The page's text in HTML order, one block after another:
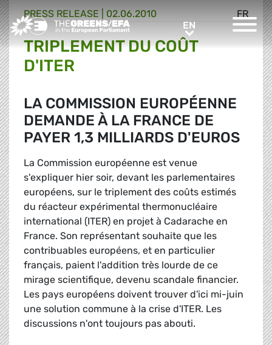
Greens/EFA Home ENEN
FR
PRESS RELEASE 02.06.2010
TRIPLEMENT DU COÛT
D'ITER
LA COMMISSION EUROPÉENNE
DEMANDE À LA FRANCE DE
PAYER 1,3 MILLIARDS D'EUROS
La Commission européenne est venue
s'expliquer hier soir, devant les parlementaires
européens, sur le triplement des coûts estimés
du réacteur expérimental thermonucléaire
international (ITER) en projet à Cadarache en
France. Son représentant souhaite que les
contribuables européens, et en particulier
français, paient l'addition très lourde de ce
mirage scientifique, devenu scandale financier.
Les pays européens doivent trouver d'ici mi-juin
une solution commune à la crise d'ITER. Les
discussions n'ont toujours pas abouti.